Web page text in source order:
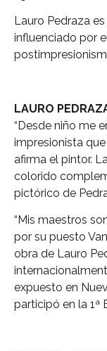
Lauro Pedraza
influenciado por
LAURO
“Desde niño me
impresionista
afirma el pintor.
colorido
pictórico de
“Mis maestros
por su puesto
obra de Lauro
expuesto en
participó en la 1ª